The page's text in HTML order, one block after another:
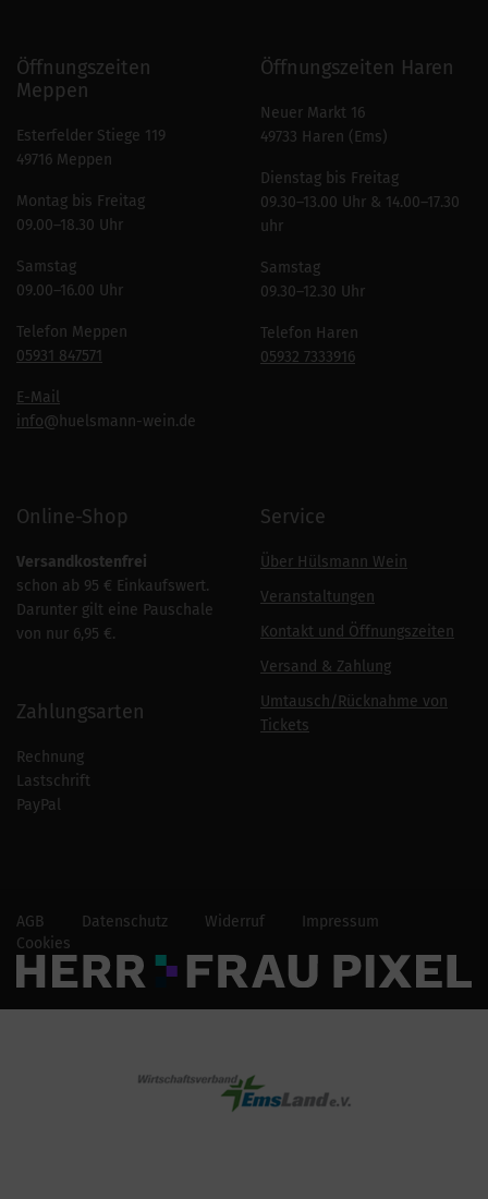
Öffnungszeiten
Meppen
Esterfelder Stiege 119
49716 Meppen
Montag bis Freitag
09.00–18.30 Uhr
Samstag
09.00–16.00 Uhr
Telefon Meppen
05931 847571
E-Mail
info@huelsmann-wein.de
Öffnungszeiten Haren
Neuer Markt 16
49733 Haren (Ems)
Dienstag bis Freitag
09.30–13.00 Uhr & 14.00–17.30
uhr
Samstag
09.30–12.30 Uhr
Telefon Haren
05932 7333916
Online-Shop
Versandkostenfrei
schon ab 95 € Einkaufswert.
Darunter gilt eine Pauschale
von nur 6,95 €.
Zahlungsarten
Rechnung
Lastschrift
PayPal
Service
Über Hülsmann Wein
Veranstaltungen
Kontakt und Öffnungszeiten
Versand & Zahlung
Umtausch/Rücknahme von
Tickets
AGB Datenschutz Widerruf
Impressum
Cookies